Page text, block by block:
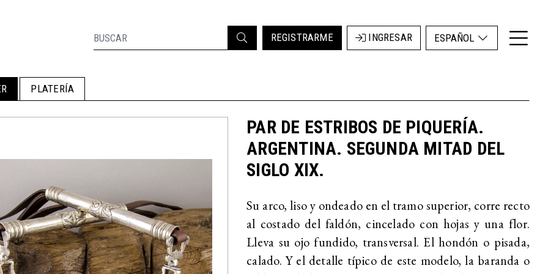
REGISTRARME INGRESAR ESPAÑOL
PLATERÍA
PAR DE ESTRIBOS DE PIQUERÍA.
ARGENTINA. SEGUNDA MITAD DEL
SIGLO XIX.
Su arco, liso y ondeado en el tramo superior, corre recto
al costado del faldón, cincelado con hojas y una flor.
Lleva su ojo fundido, transversal. El hondón o pisada,
calado. Y el detalle típico de este modelo, la baranda o